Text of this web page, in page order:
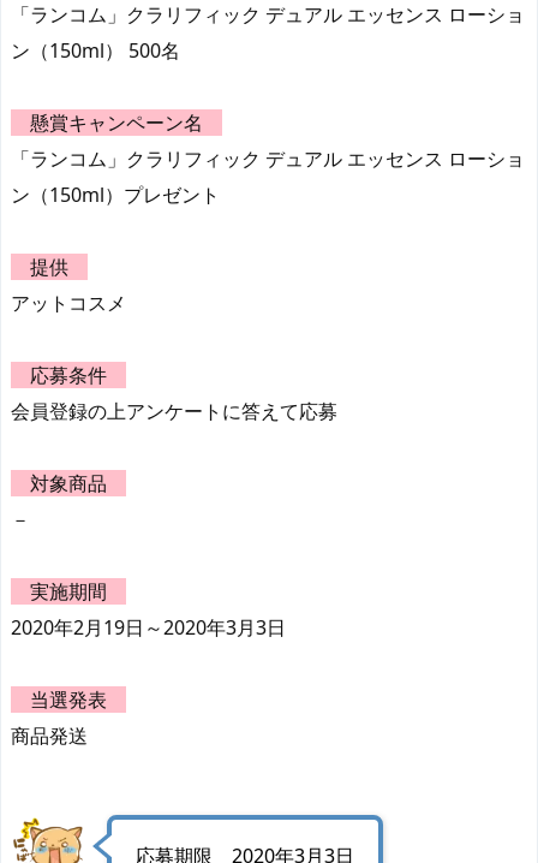
「ランコム」クラリフィック デュアル エッセンス ローショ
ン（150ml） 500名
懸賞キャンペーン名
「ランコム」クラリフィック デュアル エッセンス ローショ
ン（150ml）プレゼント
提供
アットコスメ
応募条件
会員登録の上アンケートに答えて応募
対象商品
－
実施期間
2020年2月19日～2020年3月3日
当選発表
商品発送
応募期限 2020年3月3日